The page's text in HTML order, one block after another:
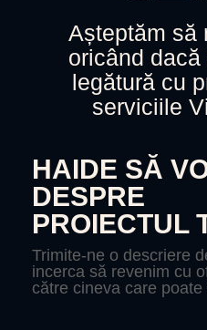
Așteptăm să
oricând
legătură cu
serviciile
HAIDE SĂ
DESPRE
PROIECTUL
Trimite-ne o descriere
incerca să revenim cu
către cineva care